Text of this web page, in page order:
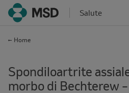
Salute
Home
Spondiloartrite
morbo di Bechterew